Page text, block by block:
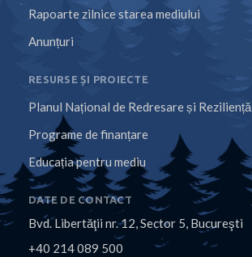
Rapoarte zilnice starea mediului
Anunțuri
RESURSE ȘI PROIECTE
Planul Național de Redresare și Reziliență
Programe de finanțare
Educația pentru mediu
DATE DE CONTACT
Bvd. Libertăţii nr. 12, Sector 5, Bucureşti
+40 214 089 500